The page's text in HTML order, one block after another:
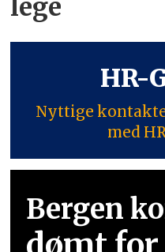
lege
HR-
Nyttige
med
Bergen